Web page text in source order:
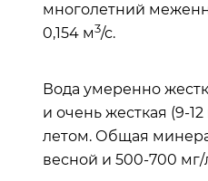
многолетний
0,154 м3/с.
Вода умеренно
и очень жесткая (9-
летом. Общая
весной и 500-700